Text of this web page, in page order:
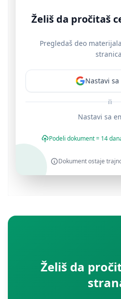
Želiš da pročitaš
Pregledaš deo
Nastavi
ili
Nastavi sa
Podeli dokument = 14
Dokument ostaje
Želiš da